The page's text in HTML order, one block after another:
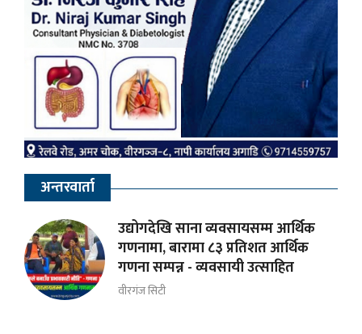
अन्तरवार्ता
उद्योगदेखि साना व्यवसायसम्म आर्थिक
गणनामा, बारामा ८३ प्रतिशत आर्थिक
गणना सम्पन्न - व्यवसायी उत्साहित
वीरगंज सिटी